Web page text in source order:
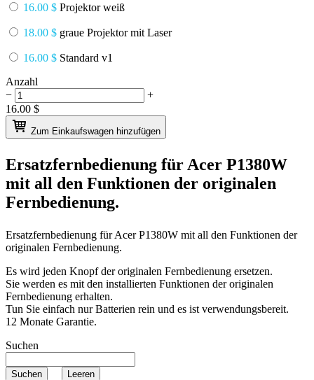
16.00 $ Projektor weiß
18.00 $ graue Projektor mit Laser
16.00 $ Standard v1
Anzahl
−
+
16.00 $
Zum Einkaufswagen hinzufügen
Ersatzfernbedienung für Acer P1380W
mit all den Funktionen der originalen
Fernbedienung.
Ersatzfernbedienung fürAcer P1380W mit all den Funktionen der
originalen Fernbedienung.
Es wird jeden Knopf der originalen Fernbedienung ersetzen.
Sie werden es mit den installierten Funktionen der originalen
Fernbedienung erhalten.
Tun Sie einfach nur Batterien rein und es ist verwendungsbereit.
12 Monate Garantie.
Suchen